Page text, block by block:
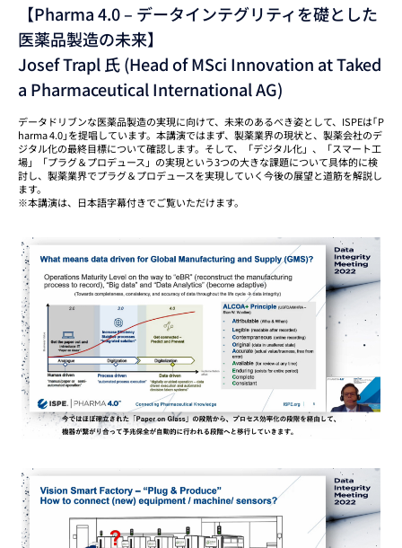
【Pharma 4.0 – データインテグリティを礎とした
医薬品製造の未来】
Josef Trapl 氏 (Head of MSci Innovation at Taked
a Pharmaceutical International AG)
データドリブンな医薬品製造の実現に向けて、未来のあるべき姿として、ISPEは｢P
harma 4.0｣を提唱しています。本講演ではまず、製薬業界の現状と、製薬会社のデ
ジタル化の最終目標について確認します。そして、「デジタル化」、「スマート工
場」「プラグ＆プロデュース」の実現という3つの大きな課題について具体的に検
討し、製薬業界でプラグ＆プロデュースを実現していく今後の展望と道筋を解説し
ます。
※本講演は、日本語字幕付きでご覧いただけます。